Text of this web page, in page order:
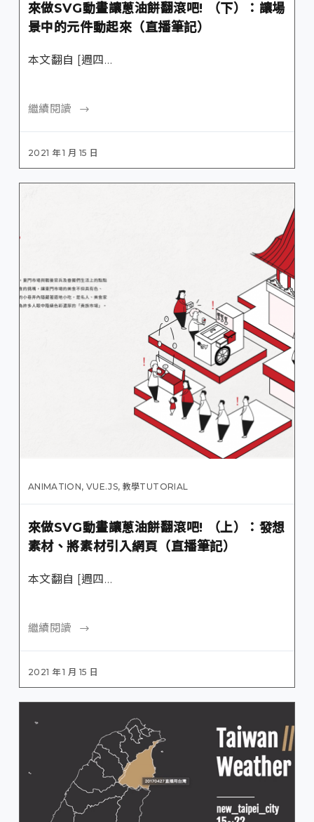
來做SVG動畫讓蔥油餅翻滾吧! （下）：讓場
景中的元件動起來（直播筆記）
本文翻自 [週四…
繼續閱讀
2021 年 1 月 15 日
ANIMATION, VUE.JS, 教學TUTORIAL
來做SVG動畫讓蔥油餅翻滾吧! （上）：發想
素材、將素材引入網頁（直播筆記）
本文翻自 [週四…
繼續閱讀
2021 年 1 月 15 日